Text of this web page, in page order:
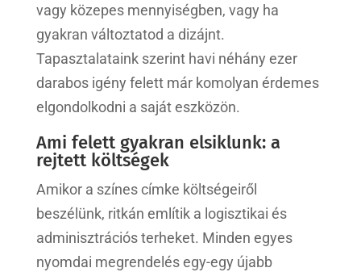
vagy közepes mennyiségben, vagy ha
gyakran változtatod a dizájnt.
Tapasztalataink szerint havi néhány ezer
darabos igény felett már komolyan érdemes
elgondolkodni a saját eszközön.
Ami felett gyakran elsiklunk: a
rejtett költségek
Amikor a színes címke költségeiről
beszélünk, ritkán említik a logisztikai és
adminisztrációs terheket. Minden egyes
nyomdai megrendelés egy-egy újabb